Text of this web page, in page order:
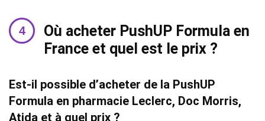
Où acheter PushUP Formula en
France et quel est le prix ?
Est-il possible d’acheter de la PushUP
Formula en pharmacie Leclerc, Doc Morris,
Atida et à quel prix ?